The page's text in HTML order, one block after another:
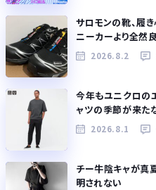
サロモンの靴、履
ニーカーより全然
2026.8.2
今年もユニクロの
ャツの季節が来た
2026.8.1
チー牛陰キャが真
明されない